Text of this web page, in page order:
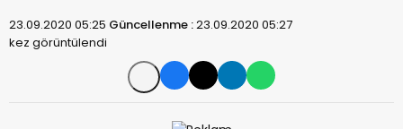
23.09.2020 05:25 Güncellenme :23.09.2020 05:27
kez görüntülendi